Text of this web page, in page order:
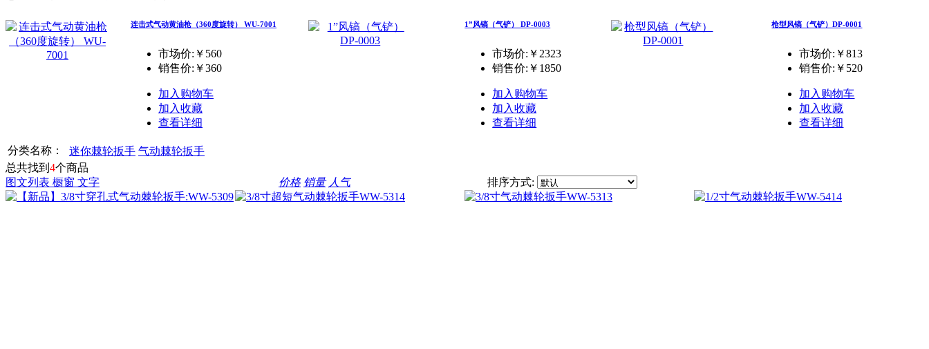
连击式气动黄油枪（360度旋转） WU-7001
市场价:￥560
销售价: ￥360
加入购物车
加入收藏
查看详细
1”风镐（气铲） DP-0003
市场价:￥2323
销售价: ￥1850
加入购物车
加入收藏
查看详细
枪型风镐（气铲）DP-0001
市场价:￥813
销售价: ￥520
加入购物车
加入收藏
查看详细
分类名称： 迷你棘轮扳手 气动棘轮扳手
总共找到 4个商品
图文列表 橱窗 文字 价格 销量 人气 排序方式: